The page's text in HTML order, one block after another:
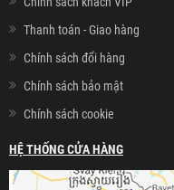
Thanh toán - Giao hàng
Chính sách đổi hàng
Chính sách bảo mật
Chính sách cookie
HỆ THỐNG CỬA HÀNG